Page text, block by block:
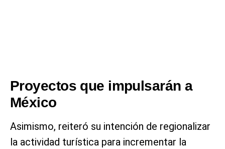
Proyectos que impulsarán a
México
Asimismo, reiteró su intención de regionalizar
la actividad turística para incrementar la